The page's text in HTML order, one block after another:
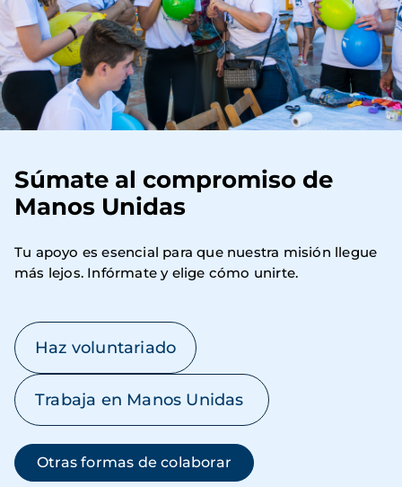
Súmate al compromiso de
Manos Unidas
Tu apoyo es esencial para que nuestra misión llegue
más lejos. Infórmate y elige cómo unirte.
Haz voluntariado
Trabaja en Manos Unidas
Otras formas de colaborar